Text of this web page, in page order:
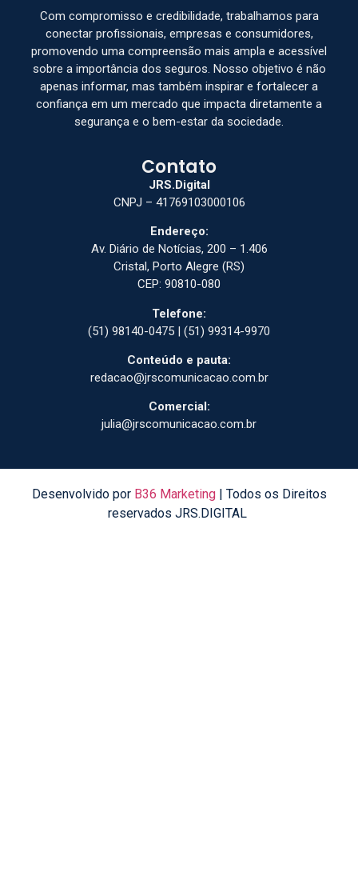
Com compromisso e credibilidade, trabalhamos para
conectar profissionais, empresas e consumidores,
promovendo uma compreensão mais ampla e acessível
sobre a importância dos seguros. Nosso objetivo é não
apenas informar, mas também inspirar e fortalecer a
confiança em um mercado que impacta diretamente a
segurança e o bem-estar da sociedade.
Contato
JRS.Digital
CNPJ – 41769103000106
Endereço:
Av. Diário de Notícias, 200 – 1.406
Cristal, Porto Alegre (RS)
CEP: 90810-080
Telefone:
(51) 98140-0475 | (51) 99314-9970
Conteúdo e pauta:
redacao@jrscomunicacao.com.br
Comercial:
julia@jrscomunicacao.com.br
Desenvolvido por B36 Marketing| Todos os Direitos
reservados JRS.DIGITAL